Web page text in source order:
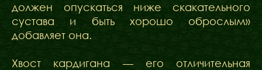
должен опускаться ниже скакательного
сустава и быть хорошо оброслым»
добавляет она.
Хвост кардигана — его отличительная